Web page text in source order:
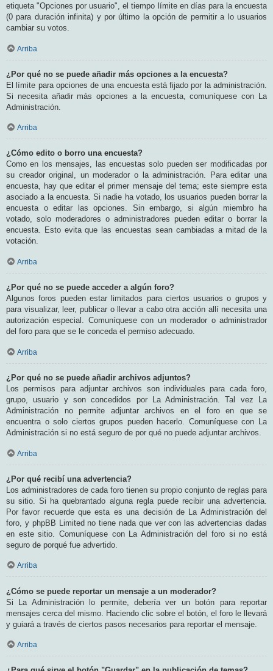
etiqueta "Opciones por usuario", el tiempo límite en días para la encuesta
(0 para duración infinita) y por último la opción de permitir a lo usuarios
cambiar su votos.
Arriba
¿Por qué no se puede añadir más opciones a la encuesta?
El límite para opciones de una encuesta está fijado por la administración.
Si necesita añadir más opciones a la encuesta, comuníquese con La
Administración.
Arriba
¿Cómo edito o borro una encuesta?
Como en los mensajes, las encuestas solo pueden ser modificadas por
su creador original, un moderador o la administración. Para editar una
encuesta, hay que editar el primer mensaje del tema; este siempre esta
asociado a la encuesta. Si nadie ha votado, los usuarios pueden borrar la
encuesta o editar las opciones. Sin embargo, si algún miembro ha
votado, solo moderadores o administradores pueden editar o borrar la
encuesta. Esto evita que las encuestas sean cambiadas a mitad de la
votación.
Arriba
¿Por qué no se puede acceder a algún foro?
Algunos foros pueden estar limitados para ciertos usuarios o grupos y
para visualizar, leer, publicar o llevar a cabo otra acción allí necesita una
autorización especial. Comuníquese con un moderador o administrador
del foro para que se le conceda el permiso adecuado.
Arriba
¿Por qué no se puede añadir archivos adjuntos?
Los permisos para adjuntar archivos son individuales para cada foro,
grupo, usuario y son concedidos por La Administración. Tal vez La
Administración no permite adjuntar archivos en el foro en que se
encuentra o solo ciertos grupos pueden hacerlo. Comuníquese con La
Administración si no está seguro de por qué no puede adjuntar archivos.
Arriba
¿Por qué recibí una advertencia?
Los administradores de cada foro tienen su propio conjunto de reglas para
su sitio. Si ha quebrantado alguna regla puede recibir una advertencia.
Por favor recuerde que esta es una decisión de La Administración del
foro, y phpBB Limited no tiene nada que ver con las advertencias dadas
en este sitio. Comuníquese con La Administración del foro si no está
seguro de porqué fue advertido.
Arriba
¿Cómo se puede reportar un mensaje a un moderador?
Si La Administración lo permite, debería ver un botón para reportar
mensajes cerca del mismo. Haciendo clic sobre el botón, el foro le llevará
y guiará a través de ciertos pasos necesarios para reportar el mensaje.
Arriba